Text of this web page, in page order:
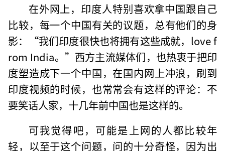
在外网上，印度人特别喜欢拿中国跟自己
比较，每一个中国有关的议题，总有他们的身
影：“我们印度很快也将拥有这些成就，love f
rom India。”西方主流媒体们，也热衷于把印
度塑造成下一个中国，在国内网上冲浪，刷到
印度视频的时候，也常常会有这样的评论：不
要笑话人家，十几年前中国也是这样的。
可我觉得吧，可能是上网的人都比较年
轻，以至于这个问题，问的十分奇怪，因为出